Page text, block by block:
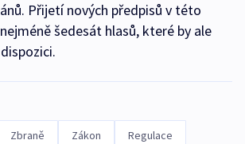
Přijetí nových předpisů v této
šedesát hlasů, které by ale
Zbraně Zákon Regulace